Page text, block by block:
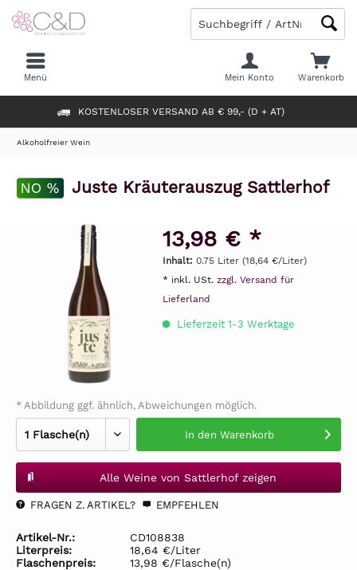
KOSTENLOSER VERSAND AB € 99,- (D + AT)
Warenkorb
Mein Konto
Menü
Alkoholfreier Wein
Juste Kräuterauszug Sattlerhof
13,98 € *
Inhalt: 0.75 Liter (18,64 €/Liter)
* inkl. USt. zzgl. Versand für
Lieferland
Lieferzeit 1-3 Werktage
* Abbildung ggf. ähnlich, Abweichungen möglich.
In den Warenkorb
Alle Weine von Sattlerhof zeigen
FRAGEN Z. ARTIKEL? EMPFEHLEN
Artikel-Nr.:
CD108838
Literpreis:
18,64 €/Liter
Flaschenpreis:
13,98 €/Flasche(n)